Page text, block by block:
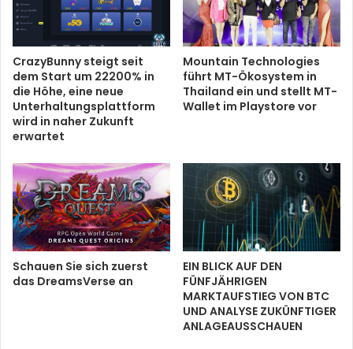
CrazyBunny steigt seit
dem Start um 22200% in
die Höhe, eine neue
Unterhaltungsplattform
wird in naher Zukunft
erwartet
Mountain Technologies
führt MT-Ökosystem in
Thailand ein und stellt MT-
Wallet im Playstore vor
Schauen Sie sich zuerst
das DreamsVerse an
EIN BLICK AUF DEN
FÜNFJÄHRIGEN
MARKTAUFSTIEG VON BTC
UND ANALYSE ZUKÜNFTIGER
ANLAGEAUSSCHAUEN